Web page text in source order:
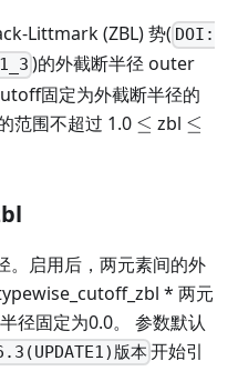
Littmark (ZBL) 势( DOI:
)的外截断半径 outer
固定为外截断半径的
范围不超过 1.0 \le
≤ zbl \le
≤
。启用后，两元素间的外
* 两元
径固定为0.0。 参数默认
版本 开始引